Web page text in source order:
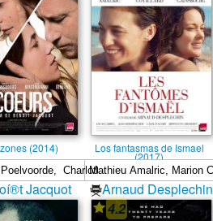
(2014)
Jacquot
Los fantasmas de Ismael
(2017)
Arnaud Desplechin
4.2